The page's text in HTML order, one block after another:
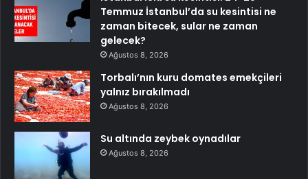
Temmuz İstanbul’da su kesintisi ne
zaman bitecek, sular ne zaman
gelecek?
Ağustos 8, 2026
Torbalı’nın kuru domates emekçileri
yalnız bırakılmadı
Ağustos 8, 2026
Su altında zeybek oynadılar
Ağustos 8, 2026